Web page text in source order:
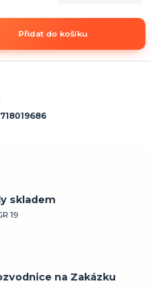
Přidat do košíku
skladem
19
na Zakázku